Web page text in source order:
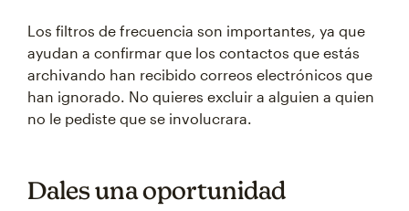
Los filtros de frecuencia son importantes, ya que
ayudan a confirmar que los contactos que estás
archivando han recibido correos electrónicos que
han ignorado. No quieres excluir a alguien a quien
no le pediste que se involucrara.
Dales una oportunidad